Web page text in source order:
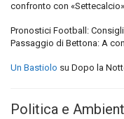
confronto con «Settecalcio»
Pronostici Football:
Passaggio di Bettona: A
Un Bastiolo su Dopo la
Politica e